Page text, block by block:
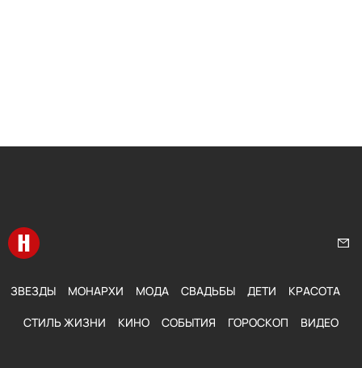
Перейти на главную
ЗВЕЗДЫ МОНАРХИ МОДА СВАДЬБЫ ДЕТИ КРАСОТА
СТИЛЬ ЖИЗНИ КИНО СОБЫТИЯ ГОРОСКОП ВИДЕО